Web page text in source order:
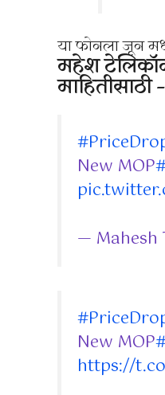
या फोनला जून
महेश टेलिकॉम
माहितीसाठी –
New MOP
— Mahesh
New MOP
https://